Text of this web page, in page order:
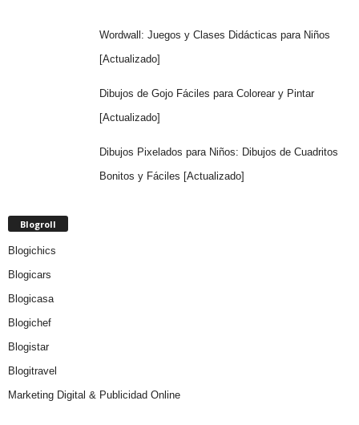
Wordwall: Juegos y Clases Didácticas para Niños
[Actualizado]
Dibujos de Gojo Fáciles para Colorear y Pintar
[Actualizado]
Dibujos Pixelados para Niños: Dibujos de Cuadritos
Bonitos y Fáciles [Actualizado]
Blogroll
Blogichics
Blogicars
Blogicasa
Blogichef
Blogistar
Blogitravel
Marketing Digital & Publicidad Online